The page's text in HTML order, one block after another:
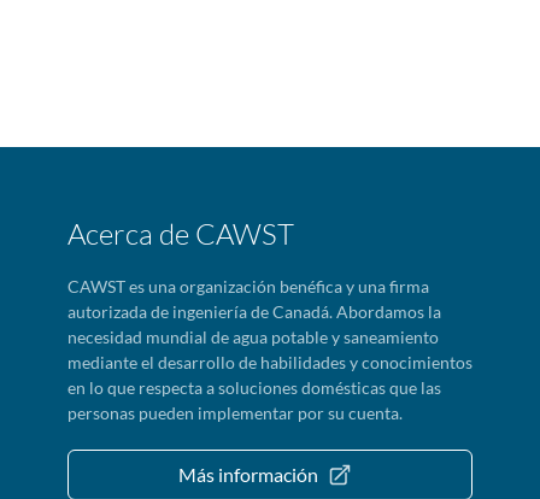
Acerca de CAWST
CAWST es una organización benéfica y una firma
autorizada de ingeniería de Canadá. Abordamos la
necesidad mundial de agua potable y saneamiento
mediante el desarrollo de habilidades y conocimientos
en lo que respecta a soluciones domésticas que las
personas pueden implementar por su cuenta.
Más información